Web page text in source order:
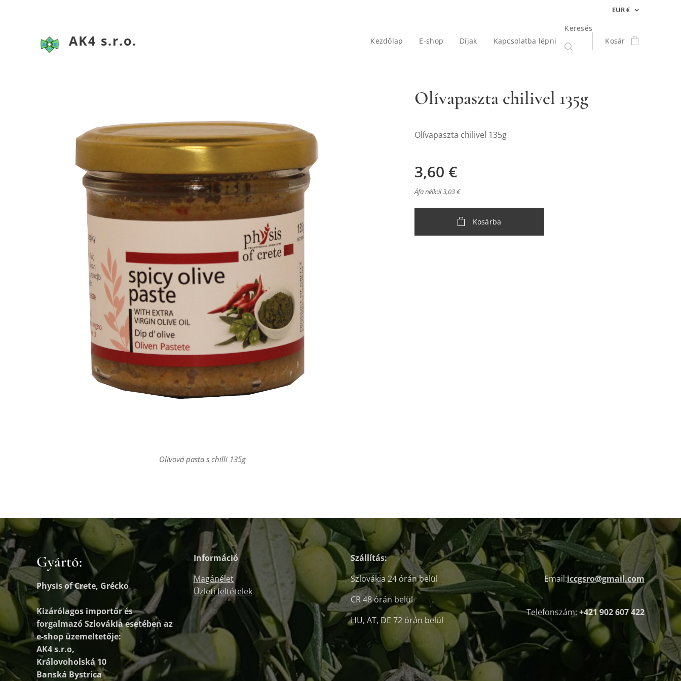
EUR€
AK4 s.r.o. Kezdőlap E-shop Díjak Kapcsolatba lépni
Keresés
Kosár
Olívapaszta chilivel 135g
Olivová pasta s chilli 135g
Olívapaszta chilivel 135g
3,60 €
Áfa nélkül 3,03 €
Kosárba
Gyártó:
Physis of Crete, Grécko
Kizárólagos importőr és
forgalmazóSzlovákia esetében az
e-shop üzemeltetője:
AK4 s.r.o,
Královoholská 10
Banská Bystrica
Információ
Magánélet
Üzleti feltételek
Szállítás:
Szlovákia 24 órán belül
CR 48 órán belül
HU, AT, DE 72 órán belül
Email:iccgsro@gmail.com
Telefonszám: +421 902 607 422